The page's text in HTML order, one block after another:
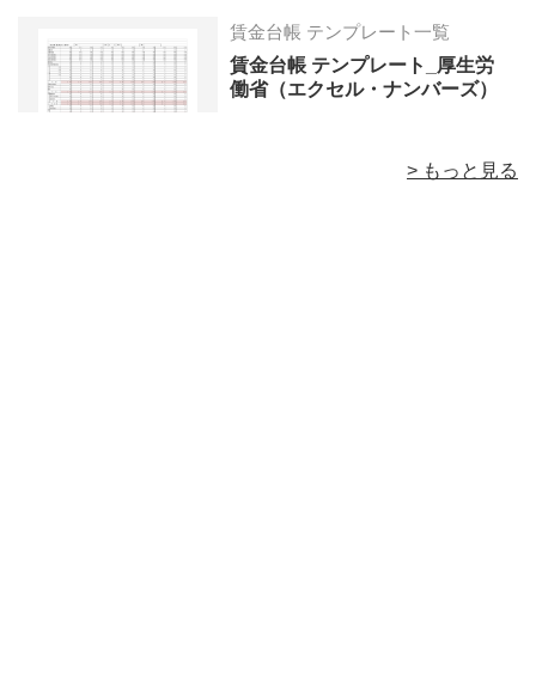
賃金台帳 テンプレート一覧
賃金台帳 テンプレート_厚生労
働省（エクセル・ナンバーズ）
> もっと見る